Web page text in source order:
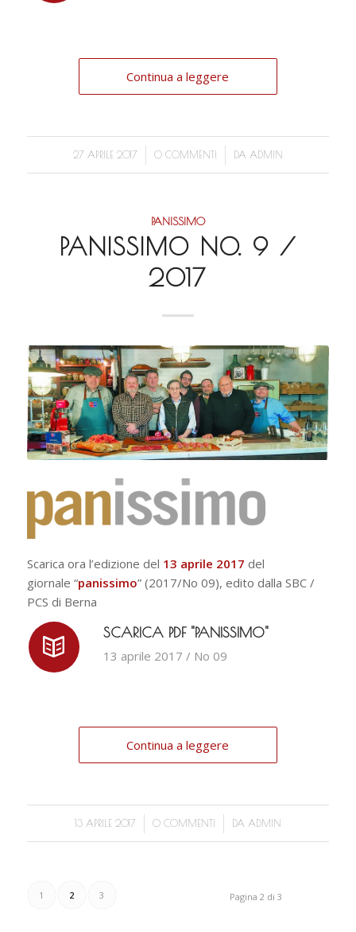
Continua a leggere
27 APRILE 2017
/ 0 COMMENTI
/ DA ADMIN
PANISSIMO
PANISSIMO NO. 9 /
2017
Scarica ora l’edizione del 13 aprile 2017 del
giornale “panissimo” (2017/No 09), edito dalla SBC /
PCS di Berna
SCARICA PDF "PANISSIMO"
13 aprile 2017 / No 09
Continua a leggere
13 APRILE 2017
/ 0 COMMENTI
/ DA ADMIN
Pagina 2 di 3
1 2 3